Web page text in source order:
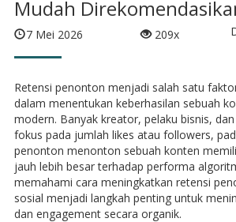
Mudah
7 Mei 2026 209x
Retensi penonton menjadi salah satu
dalam menentukan keberhasilan sebuah
modern. Banyak kreator, pelaku bisnis,
fokus pada jumlah likes atau followers,
penonton menonton sebuah konten
jauh lebih besar terhadap performa
memahami cara meningkatkan retensi
sosial menjadi langkah penting untuk
dan engagement secara organik.